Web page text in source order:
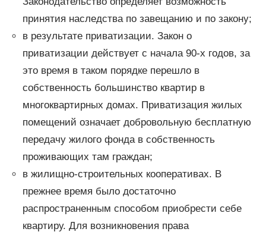
принятия наследства по завещанию и по закону;
в результате приватизации. Закон о
приватизации действует с начала 90-х годов, за
это время в таком порядке перешло в
собственность большинство квартир в
многоквартирных домах. Приватизация жилых
помещений означает добровольную бесплатную
передачу жилого фонда в собственность
проживающих там граждан;
в жилищно-строительных кооперативах. В
прежнее время было достаточно
распространенным способом приобрести себе
квартиру. Для возникновения права